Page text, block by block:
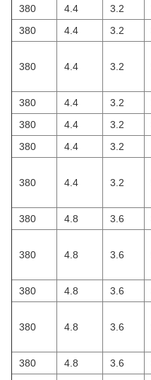
380
4.4 3.2
380
4.4 3.2
380 4.4 3.2
380
4.4 3.2
380
4.4 3.2
380
4.4 3.2
380 4.4 3.2
380
4.8 3.6
380 4.8 3.6
380
4.8 3.6
380 4.8 3.6
380
4.8 3.6